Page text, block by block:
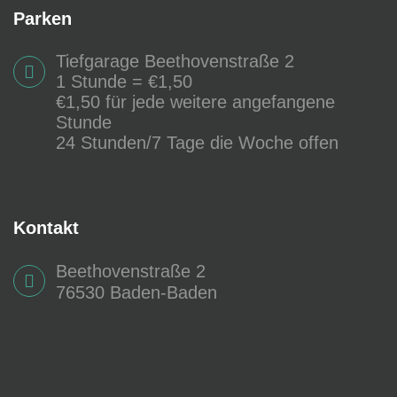
Parken
Tiefgarage Beethovenstraße 2
1 Stunde = €1,50
€1,50 für jede weitere angefangene
Stunde
24 Stunden/7 Tage die Woche offen
Kontakt
Beethovenstraße 2
76530 Baden-Baden